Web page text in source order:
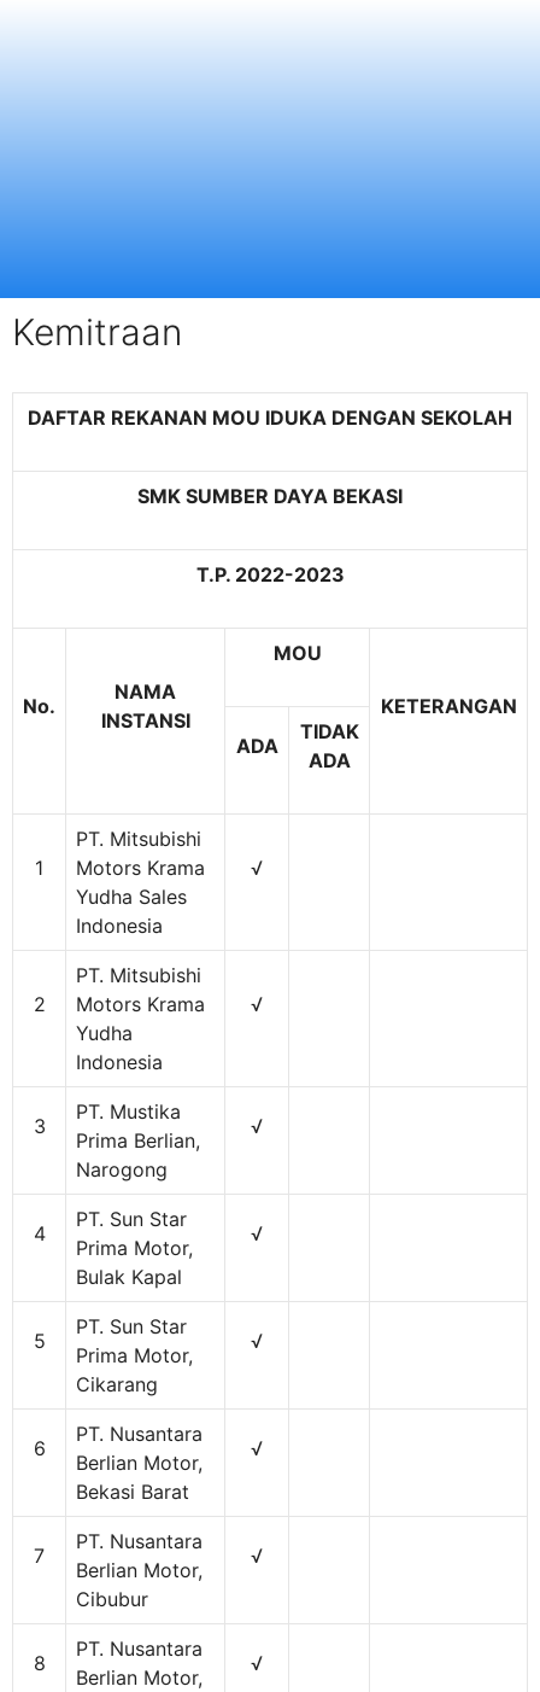
Kemitraan
DAFTAR REKANAN MOU IDUKA DENGAN SEKOLAH
SMK SUMBER DAYA BEKASI
T.P. 2022-2023
No.
NAMA
INSTANSI
MOU
KETERANGAN
ADA
TIDAK
ADA
1
PT. Mitsubishi
Motors Krama
Yudha Sales
Indonesia
√
2
PT. Mitsubishi
Motors Krama
Yudha
Indonesia
√
3
PT. Mustika
Prima Berlian,
Narogong
√
4
PT. Sun Star
Prima Motor,
Bulak Kapal
√
5
PT. Sun Star
Prima Motor,
Cikarang
√
6
PT. Nusantara
Berlian Motor,
Bekasi Barat
√
7
PT. Nusantara
Berlian Motor,
Cibubur
√
8
PT. Nusantara
Berlian Motor,
√